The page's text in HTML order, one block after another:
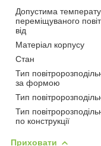
Допустима
переміщуваного
від
Матеріал корпусу
Стан
Тип
за формою
Тип
Тип
по конструкції
Приховати